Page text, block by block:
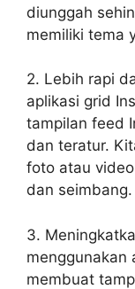
diunggah
memiliki tema
2. Lebih rapi
aplikasi grid
tampilan feed
dan teratur.
foto atau
dan seimbang.
3.
menggunakan
membuat